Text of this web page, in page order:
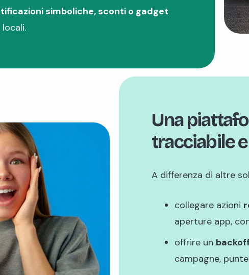
simboliche, sconti o gadget
Una
tracciabile
A differenza di altre
collegare azioni
aperture app,
offrire un
campagne,